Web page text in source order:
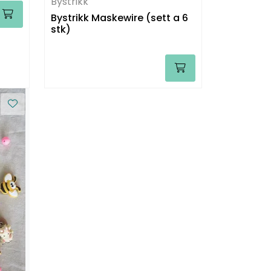
Bystrikk Maskewire (sett a 6
stk)